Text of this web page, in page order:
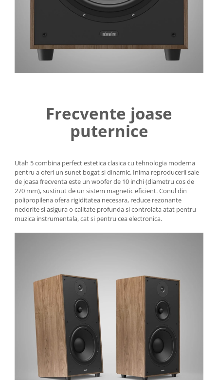
Frecvente joase
puternice
Utah 5 combina perfect estetica clasica cu tehnologia moderna
pentru a oferi un sunet bogat si dinamic. Inima reproducerii sale
de joasa frecventa este un woofer de 10 inchi (diametru cos de
270 mm), sustinut de un sistem magnetic eficient. Conul din
polipropilena ofera rigiditatea necesara, reduce rezonante
nedorite si asigura o calitate profunda si controlata atat pentru
muzica instrumentala, cat si pentru cea electronica.